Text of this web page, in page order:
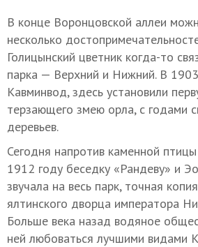
В конце Воронцовской аллеи
несколько
Голицынский цветник когда-то
парка — Верхний и Нижний. В
Кавминвод, здесь установили
терзающего змею орла, с годами
деревьев.
Сегодня напротив каменной
1912 году беседку «Рандеву» и
звучала на весь парк, точная
ялтинского дворца императора
Больше века назад водяное
ней любоваться лучшими видами